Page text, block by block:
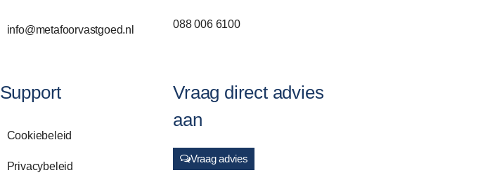
info@metafoorvastgoed.nl 088 006 6100
Support
Cookiebeleid
Privacybeleid
Vraag direct advies
aan
Vraag advies